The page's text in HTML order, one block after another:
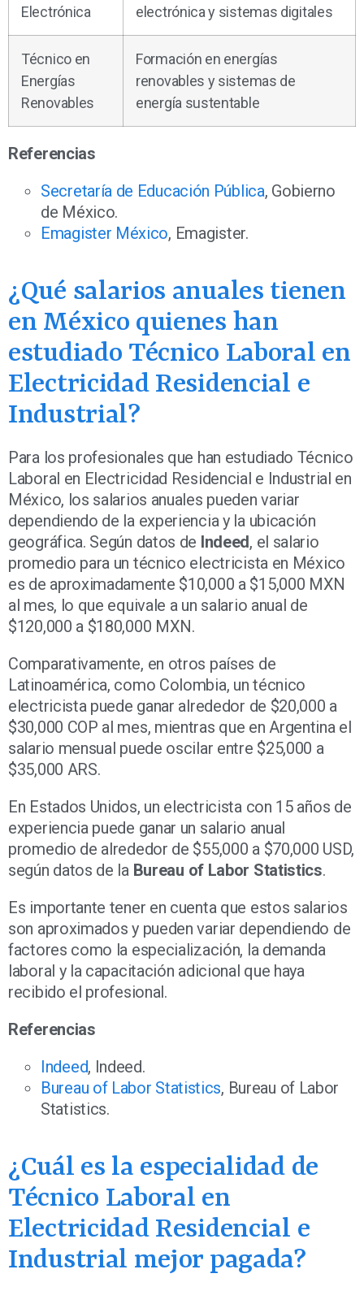
Electrónica
electrónica y sistemas digitales
Técnico en
Energías
Renovables
Formación en energías
renovables y sistemas de
energía sustentable
Referencias
Secretaría de Educación Pública, Gobierno
de México.
Emagister México, Emagister.
¿Qué salarios anuales tienen
en México quienes han
estudiado Técnico Laboral en
Electricidad Residencial e
Industrial?
Para los profesionales que han estudiado Técnico
Laboral en Electricidad Residencial e Industrial en
México, los salarios anuales pueden variar
dependiendo de la experiencia y la ubicación
geográfica. Según datos de Indeed, el salario
promedio para un técnico electricista en México
es de aproximadamente $10,000 a $15,000 MXN
al mes, lo que equivale a un salario anual de
$120,000 a $180,000 MXN.
Comparativamente, en otros países de
Latinoamérica, como Colombia, un técnico
electricista puede ganar alrededor de $20,000 a
$30,000 COP al mes, mientras que en Argentina el
salario mensual puede oscilar entre $25,000 a
$35,000 ARS.
En Estados Unidos, un electricista con 15 años de
experiencia puede ganar un salario anual
promedio de alrededor de $55,000 a $70,000 USD,
según datos de la Bureau of Labor Statistics.
Es importante tener en cuenta que estos salarios
son aproximados y pueden variar dependiendo de
factores como la especialización, la demanda
laboral y la capacitación adicional que haya
recibido el profesional.
Referencias
Indeed, Indeed.
Bureau of Labor Statistics, Bureau of Labor
Statistics.
¿Cuál es la especialidad de
Técnico Laboral en
Electricidad Residencial e
Industrial mejor pagada?